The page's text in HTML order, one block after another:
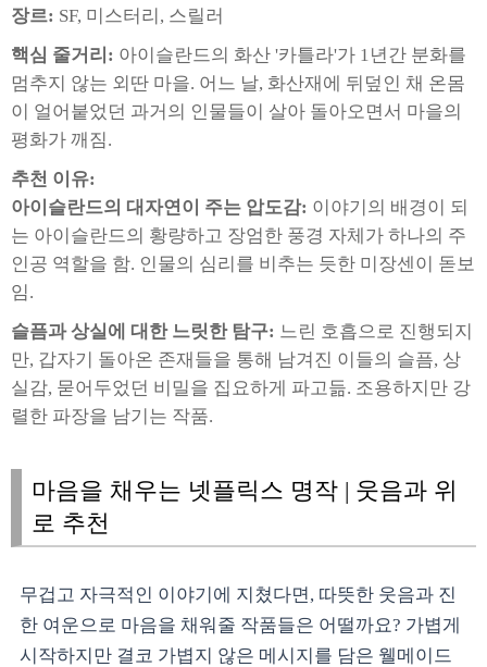
장르: SF, 미스터리, 스릴러
핵심 줄거리: 아이슬란드의 화산 '카틀라'가 1년간 분화를
멈추지 않는 외딴 마을. 어느 날, 화산재에 뒤덮인 채 온몸
이 얼어붙었던 과거의 인물들이 살아 돌아오면서 마을의
평화가 깨짐.
추천 이유:
아이슬란드의 대자연이 주는 압도감: 이야기의 배경이 되
는 아이슬란드의 황량하고 장엄한 풍경 자체가 하나의 주
인공 역할을 함. 인물의 심리를 비추는 듯한 미장센이 돋보
임.
슬픔과 상실에 대한 느릿한 탐구: 느린 호흡으로 진행되지
만, 갑자기 돌아온 존재들을 통해 남겨진 이들의 슬픔, 상
실감, 묻어두었던 비밀을 집요하게 파고듦. 조용하지만 강
렬한 파장을 남기는 작품.
마음을 채우는 넷플릭스 명작 | 웃음과 위
로 추천
무겁고 자극적인 이야기에 지쳤다면, 따뜻한 웃음과 진
한 여운으로 마음을 채워줄 작품들은 어떨까요? 가볍게
시작하지만 결코 가볍지 않은 메시지를 담은 웰메이드